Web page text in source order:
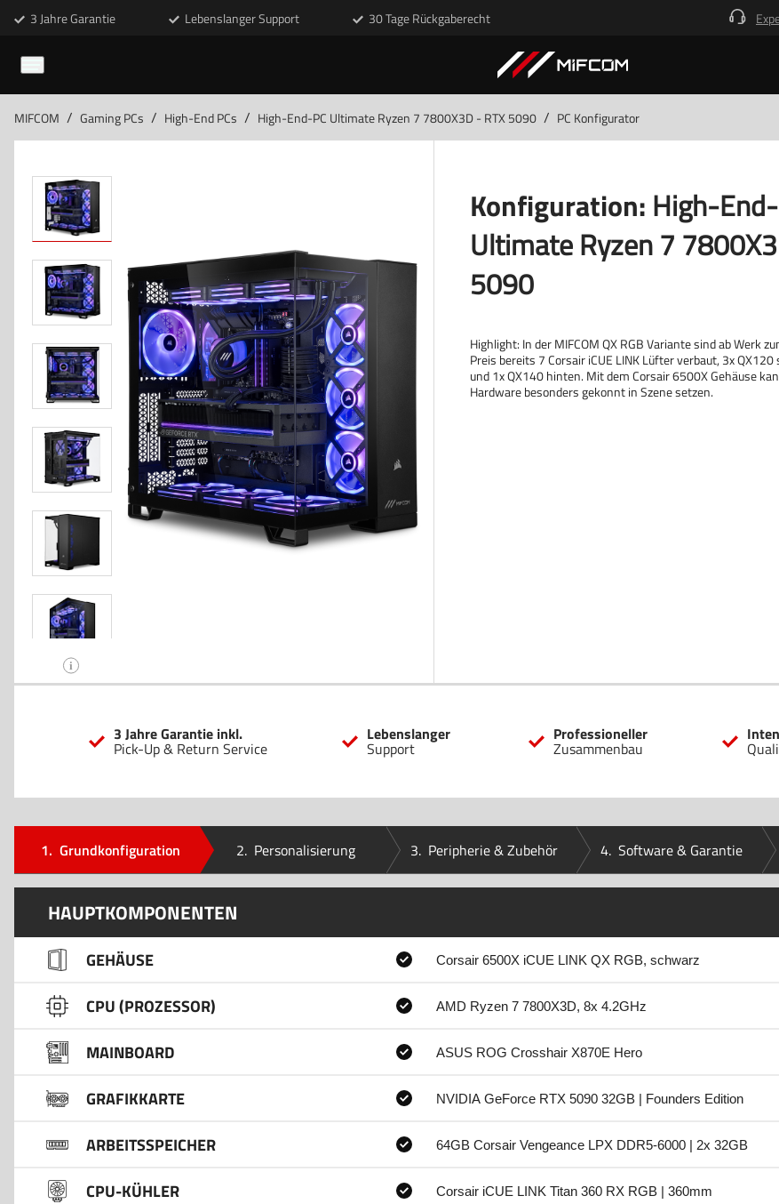
3 Jahre Garantie Lebenslanger Support 30 Tage Rückgaberecht
MIFCOM / Gaming PCs / High-End PCs / High-End-PC Ultimate Ryzen 7 7800X3D - RTX 5090 / PC Konfigurator
i
Konfiguration: High-
Ultimate Ryzen 7
5090
Highlight: In der MIFCOM QX RGB Variante sind ab Werk
Preis bereits 7 Corsair iCUE LINK Lüfter verbaut, 3x
und 1x QX140 hinten. Mit dem Corsair 6500X Gehäuse
Hardware besonders gekonnt in Szene setzen.
3 Jahre Garantie inkl.
Pick-Up & Return Service
Lebenslanger
Support
Professioneller
Zusammenbau
1. Grundkonfiguration 2. Personalisierung 3. Peripherie & Zubehör 4. Software & Garantie
HAUPTKOMPONENTEN
GEHÄUSE Corsair 6500X iCUE LINK QX RGB, schwarz
CPU (PROZESSOR) AMD Ryzen 7 7800X3D, 8x 4.2GHz
MAINBOARD ASUS ROG Crosshair X870E Hero
GRAFIKKARTE NVIDIA GeForce RTX 5090 32GB | Founders Edition
ARBEITSSPEICHER 64GB Corsair Vengeance LPX DDR5-6000 | 2x 32GB
CPU-KÜHLER Corsair iCUE LINK Titan 360 RX RGB | 360mm